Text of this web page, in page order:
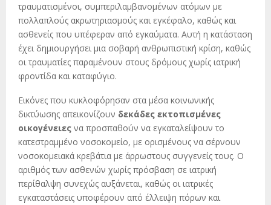
τραυματισμένοι, συμπεριλαμβανομένων ατόμων με
πολλαπλούς ακρωτηριασμούς και εγκέφαλο, καθώς και
ασθενείς που υπέφεραν από εγκαύματα. Αυτή η κατάσταση
έχει δημιουργήσει μια σοβαρή ανθρωπιστική κρίση, καθώς
οι τραυματίες παραμένουν στους δρόμους χωρίς ιατρική
φροντίδα και καταφύγιο.
Εικόνες που κυκλοφόρησαν στα μέσα κοινωνικής
δικτύωσης απεικονίζουν δεκάδες εκτοπισμένες
οικογένειες να προσπαθούν να εγκαταλείψουν το
κατεστραμμένο νοσοκομείο, με ορισμένους να σέρνουν
νοσοκομειακά κρεβάτια με άρρωστους συγγενείς τους. Ο
αριθμός των ασθενών χωρίς πρόσβαση σε ιατρική
περίθαλψη συνεχώς αυξάνεται, καθώς οι ιατρικές
εγκαταστάσεις υποφέρουν από έλλειψη πόρων και